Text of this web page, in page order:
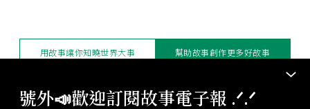
號外📣歡迎訂閱故事電子報 .ᐟ‪‪.ᐟ
用故事讓你知曉世界大事 幫助故事創作更多好故事